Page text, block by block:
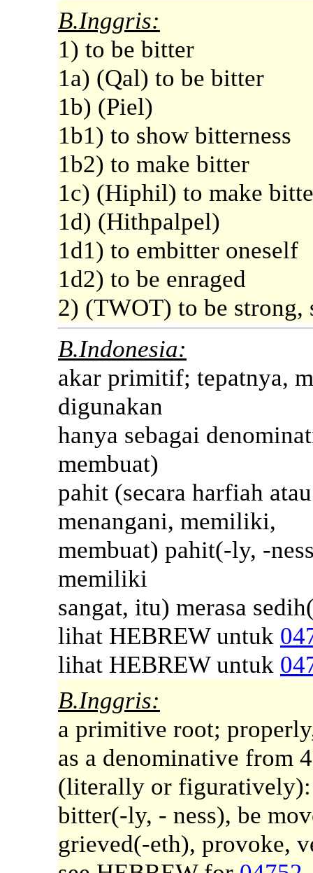
B.Inggris:
1) to be bitter
1a) (Qal) to be bitter
1b) (Piel)
1b1) to show bitterness
1b2) to make bitter
1c) (Hiphil) to make
1d) (Hithpalpel)
1d1) to embitter oneself
1d2) to be enraged
2) (TWOT) to be strong,
B.Indonesia:
akar primitif; tepatnya,
digunakan
hanya sebagai
membuat)
pahit (secara harfiah
menangani, memiliki,
membuat) pahit(-ly, -
memiliki
sangat, itu) merasa
lihat HEBREW untuk
lihat HEBREW untuk
B.Inggris:
a primitive root;
as a denominative from
(literally or figuratively):
bitter(-ly, - ness), be
grieved(-eth), provoke,